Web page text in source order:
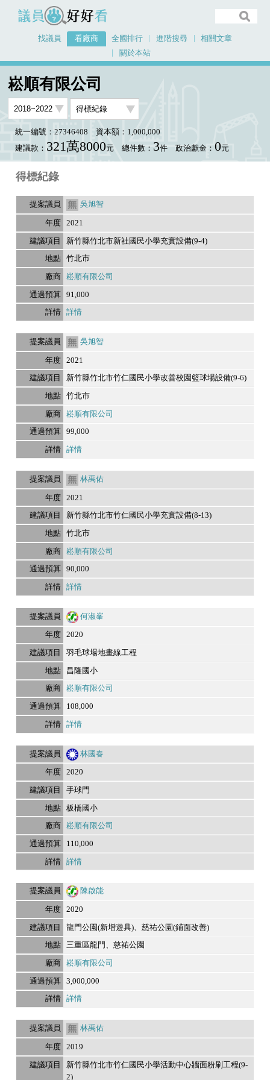
議員好好看
找議員 看廠商 全國排行 進階搜尋
相關文章
關於本站
崧順有限公司
統一編號：27346408
資本額：1,000,000
建議款： 321萬8000元 總件數： 3件 政治獻金： 0元
得標紀錄
吳旭智
2021
新竹縣竹北市新社國民小學充實設備(9-4)
竹北市
崧順有限公司
91,000
詳情
吳旭智
2021
新竹縣竹北市竹仁國民小學改善校園籃球場設備(9-6)
竹北市
崧順有限公司
99,000
詳情
林禹佑
2021
新竹縣竹北市竹仁國民小學充實設備(8-13)
竹北市
崧順有限公司
90,000
詳情
何淑峯
2020
羽毛球場地畫線工程
昌隆國小
崧順有限公司
108,000
詳情
林國春
2020
手球門
板橋國小
崧順有限公司
110,000
詳情
陳啟能
2020
龍門公園(新增遊具)、慈祐公園(鋪面改善)
三重區龍門、慈祐公園
崧順有限公司
3,000,000
詳情
林禹佑
2019
新竹縣竹北市竹仁國民小學活動中心牆面粉刷工程(9-
2)